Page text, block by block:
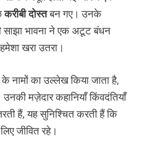
करीबी दोस्तबन गए। उनके
साझा भावना ने एक अटूट बंधन
खरा उतरा।
का उल्लेख किया जाता है,
मज़ेदार कहानियाँ किंवदंतियाँ
हैं, यह सुनिश्चित करती हैं कि
जीवित रहे।